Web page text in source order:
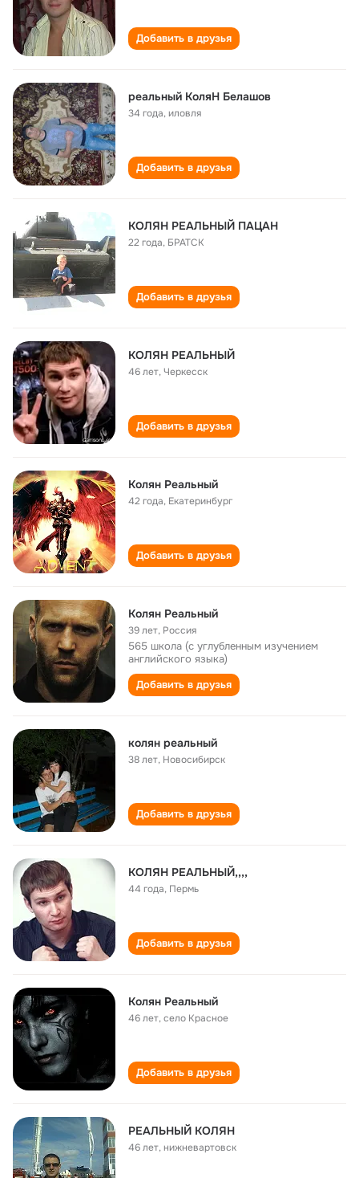
Добавить в друзья
реальный КоляН Белашов
34 года,иловля
Добавить в друзья
КОЛЯН РЕАЛЬНЫЙ ПАЦАН
22 года, БРАТСК
Добавить в друзья
КОЛЯН РЕАЛЬНЫЙ
46 лет,Черкесск
Добавить в друзья
Колян Реальный
42 года, Екатеринбург
Добавить в друзья
Колян Реальный
39 лет, Россия
565 школа (с углубленным изучением
английского языка)
Добавить в друзья
колян реальный
38 лет, Новосибирск
Добавить в друзья
КОЛЯН РЕАЛЬНЫЙ,,,,
44 года, Пермь
Добавить в друзья
Колян Реальный
46 лет,село Красное
Добавить в друзья
РЕАЛЬНЫЙ КОЛЯН
46 лет,нижневартовск